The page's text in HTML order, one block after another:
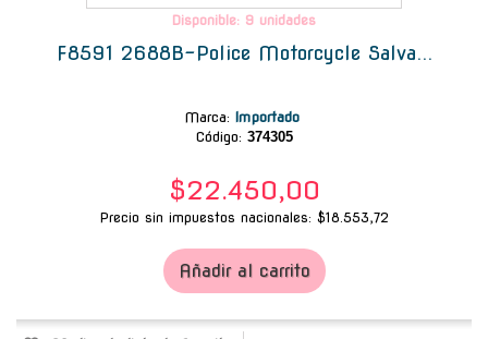
Disponible: 9 unidades
F8591 2688B-Police Motorcycle Salva...
Marca: Importado
Código: 374305
$22.450,00
Precio sin impuestos nacionales: $18.553,72
Añadir al carrito